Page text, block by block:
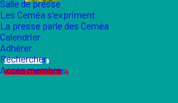
Salle de presse
Les Ceméa s'expriment
La presse parle des Ceméa
Calendrier
Adhérer
Rechercher
Accès membres